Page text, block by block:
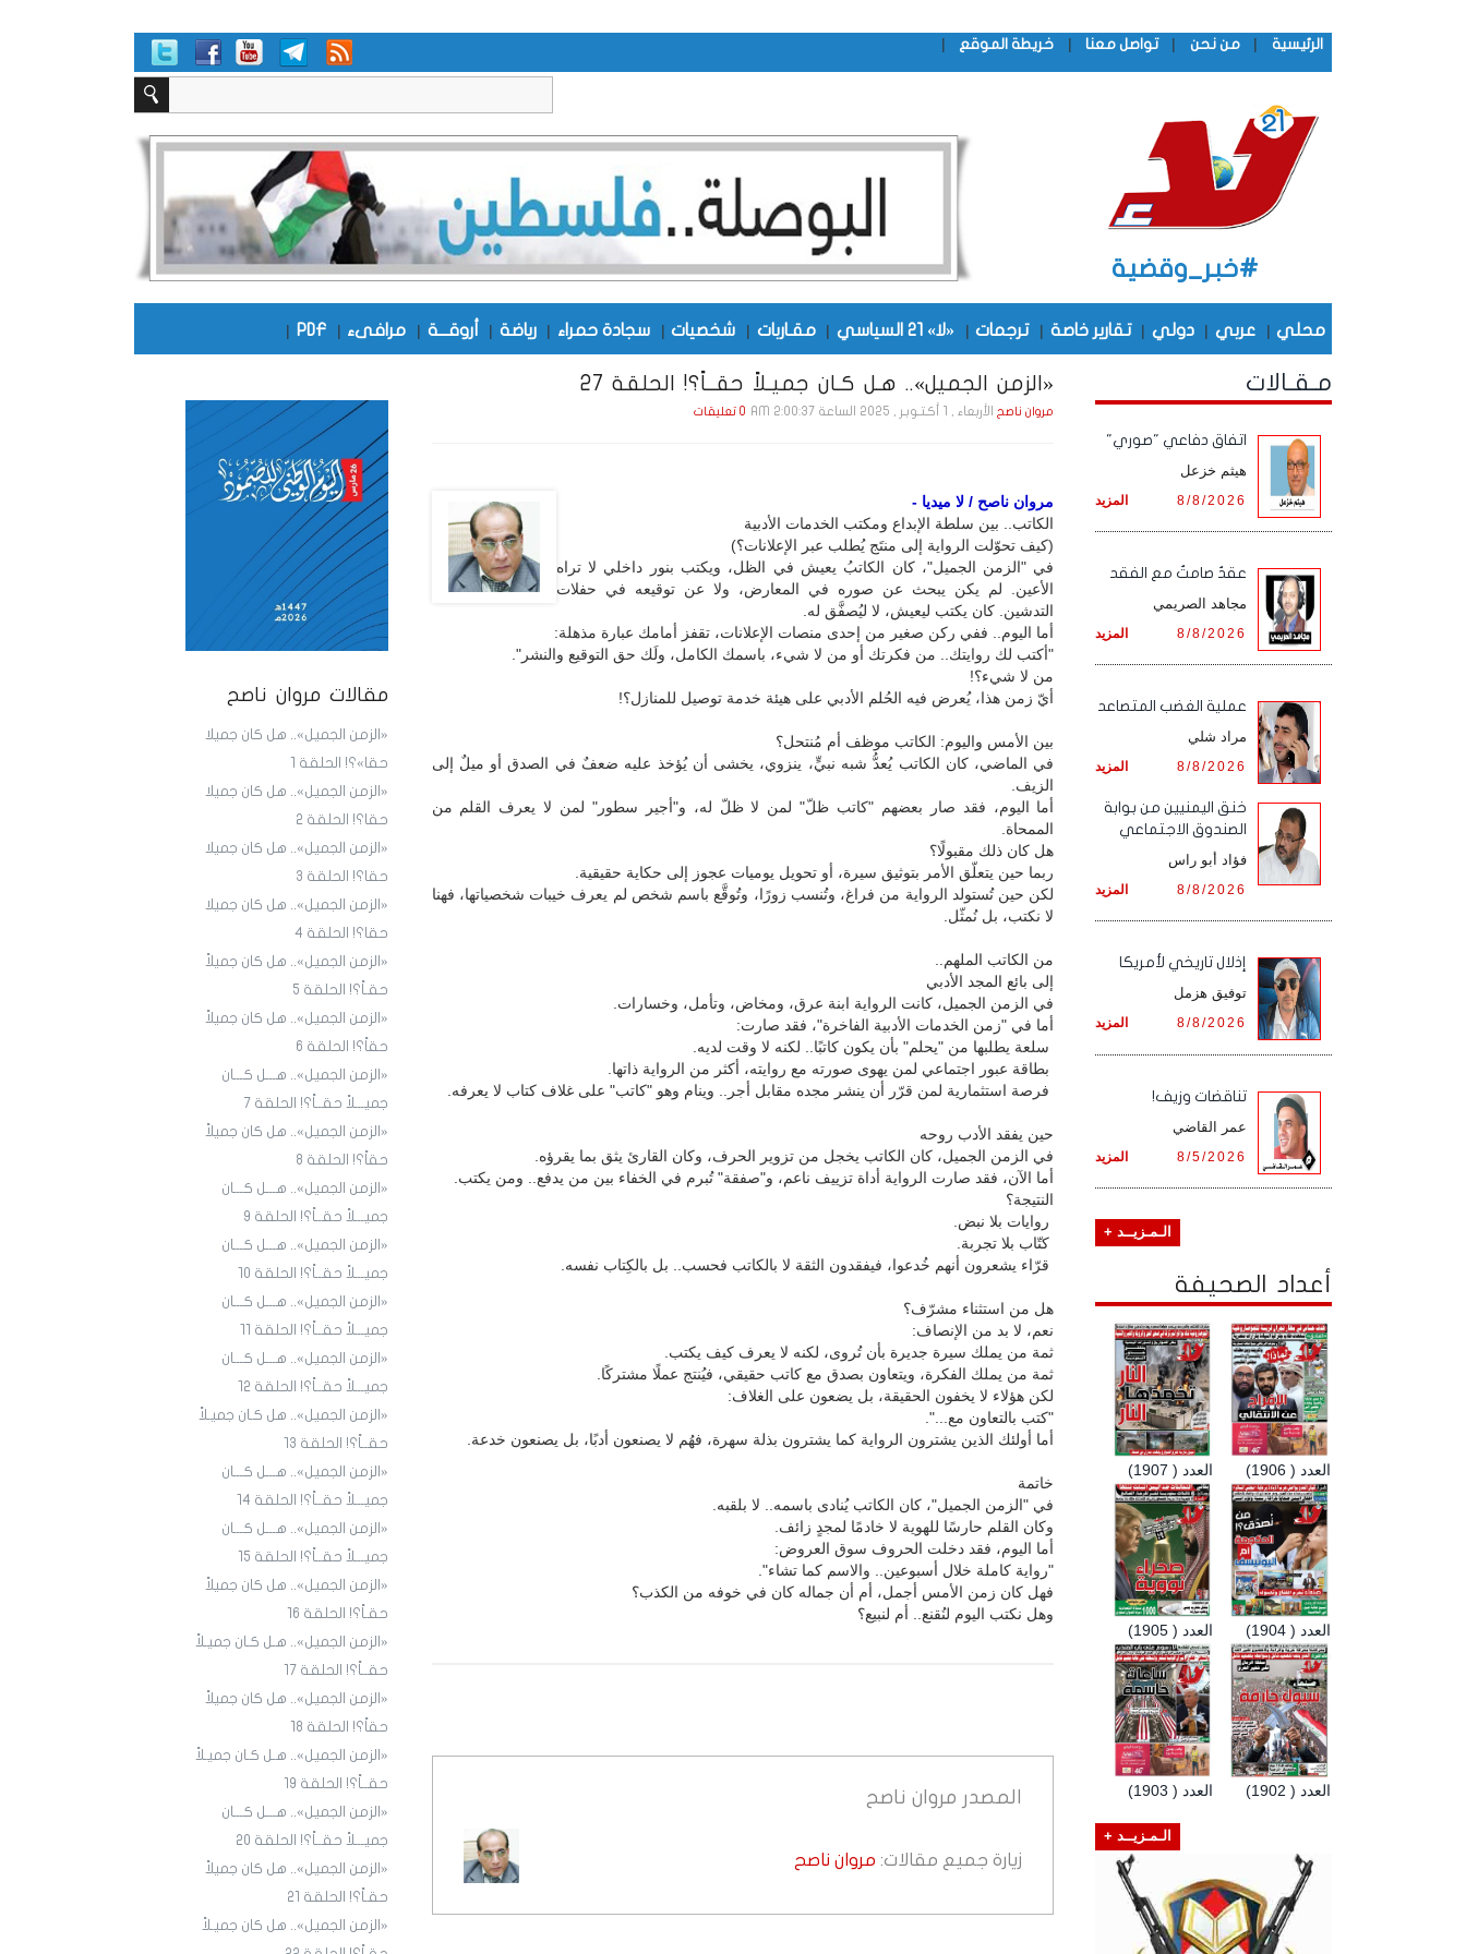
الرئيسية | من نحن | تواصل معنا | خريطة الموقع |
#خبر_وقضية
محلي | عربي | دولي | تقارير خاصة | ترجمات | «لا» 21 السياسي | مقـاربات | شخصيات | سجادة حمراء | رياضة | أروقـــة | مرافىء |
PDF
|
مقالات مروان ناصح
«الزمن الجميل».. هل كان جميلا
حقا»؟! الحلقة 1
«الزمن الجميل».. هل كان جميلا
حقا؟! الحلقة 2
«الزمن الجميل».. هل كان جميلا
حقا؟! الحلقة 3
«الزمن الجميل».. هل كان جميلا
حقا؟! الحلقة 4
«الزمن الجميل».. هل كان جميلاً
حقـاً؟! الحلقة 5
«الزمن الجميل».. هل كان جميلاً
حقاً؟! الحلقة 6
«الزمن الجميل».. هـــل كـــان
جميـــلاً حقــاً؟! الحلقة 7
«الزمن الجميل».. هل كان جميلاً
حقاً؟! الحلقة 8
«الزمن الجميل».. هـــل كـــان
جميـــلاً حقــاً؟! الحلقة 9
«الزمن الجميل».. هـــل كـــان
جميـــلاً حقــاً؟! الحلقة ١٠
«الزمن الجميل».. هـــل كـــان
جميـــلاً حقــاً؟! الحلقة ١1
«الزمن الجميل».. هـــل كـــان
جميـــلاً حقــاً؟! الحلقة ١2
«الزمن الجميل».. هل كـان جميـلاً
حقــاً؟! الحلقة ١3
«الزمن الجميل».. هـــل كـــان
جميـــلاً حقــاً؟! الحلقة ١4
«الزمن الجميل».. هـــل كـــان
جميـــلاً حقــاً؟! الحلقة 15
«الزمن الجميل».. هل كان جميلاً
حقـاً؟! الحلقة 16
«الزمن الجميل».. هـل كـان جميـلاً
حقــاً؟! الحلقة 17
«الزمن الجميل».. هل كان جميلاً
حقاً؟! الحلقة 18
«الزمن الجميل».. هـل كـان جميـلاً
حقــاً؟! الحلقة 19
«الزمن الجميل».. هـــل كـــان
جميـــلاً حقــاً؟! الحلقة 20
«الزمن الجميل».. هل كان جميلاً
حقـاً؟! الحلقة 21
«الزمن الجميل».. هل كان جميـلاً
«الزمن الجميل».. هـل كـان جميـلاً حقــاً؟! الحلقة 27
مروان ناصحالأربعاء , 1 أكـتـوبـر , 2025 الساعة 2:00:37 AM 0 تعليقات
مروان ناصح / لا ميديا -
الكاتب.. بين سلطة الإبداع ومكتب الخدمات الأدبية
(كيف تحوّلت الرواية إلى منتَج يُطلب عبر الإعلانات؟)
في "الزمن الجميل"، كان الكاتبُ يعيش في الظل، ويكتب بنور داخلي لا تراه
الأعين. لم يكن يبحث عن صوره في المعارض، ولا عن توقيعه في حفلات
التدشين. كان يكتب ليعيش، لا ليُصفَّق له.
أما اليوم.. ففي ركن صغير من إحدى منصات الإعلانات، تقفز أمامك عبارة مذهلة:
"أكتب لك روايتك.. من فكرتك أو من لا شيء، باسمك الكامل، ولَك حق التوقيع والنشر".
من لا شيء؟!
أيّ زمن هذا، يُعرض فيه الحُلم الأدبي على هيئة خدمة توصيل للمنازل؟!
بين الأمس واليوم: الكاتب موظف أم مُنتحل؟
في الماضي، كان الكاتب يُعدُّ شبه نبيٍّ، ينزوي، يخشى أن يُؤخذ عليه ضعفٌ في الصدق أو ميلٌ إلى
الزيف.
أما اليوم، فقد صار بعضهم "كاتب ظلّ" لمن لا ظلّ له، و"أجير سطور" لمن لا يعرف القلم من
الممحاة.
هل كان ذلك مقبولًا؟
ربما حين يتعلّق الأمر بتوثيق سيرة، أو تحويل يوميات عجوز إلى حكاية حقيقية.
لكن حين تُستولد الرواية من فراغ، وتُنسب زورًا، وتُوقَّع باسم شخص لم يعرف خيبات شخصياتها، فهنا
لا نكتب، بل نُمثّل.
من الكاتب الملهم..
إلى بائع المجد الأدبي
في الزمن الجميل، كانت الرواية ابنة عرق، ومخاض، وتأمل، وخسارات.
أما في "زمن الخدمات الأدبية الفاخرة"، فقد صارت:
سلعة يطلبها من "يحلم" بأن يكون كاتبًا.. لكنه لا وقت لديه.
بطاقة عبور اجتماعي لمن يهوى صورته مع روايته، أكثر من الرواية ذاتها.
فرصة استثمارية لمن قرّر أن ينشر مجده مقابل أجر.. وينام وهو "كاتب" على غلاف كتاب لا يعرفه.
حين يفقد الأدب روحه
في الزمن الجميل، كان الكاتب يخجل من تزوير الحرف، وكان القارئ يثق بما يقرؤه.
أما الآن، فقد صارت الرواية أداة تزييف ناعم، و"صفقة" تُبرم في الخفاء بين من يدفع.. ومن يكتب.
النتيجة؟
روايات بلا نبض.
كتّاب بلا تجربة.
قرّاء يشعرون أنهم خُدعوا، فيفقدون الثقة لا بالكاتب فحسب.. بل بالكِتاب نفسه.
هل من استثناء مشرّف؟
نعم، لا بد من الإنصاف:
ثمة من يملك سيرة جديرة بأن تُروى، لكنه لا يعرف كيف يكتب.
ثمة من يملك الفكرة، ويتعاون بصدق مع كاتب حقيقي، فيُنتج عملًا مشتركًا.
لكن هؤلاء لا يخفون الحقيقة، بل يضعون على الغلاف:
"كتب بالتعاون مع...".
أما أولئك الذين يشترون الرواية كما يشترون بذلة سهرة، فهُم لا يصنعون أدبًا، بل يصنعون خدعة.
خاتمة
في "الزمن الجميل"، كان الكاتب يُنادى باسمه.. لا بلقبه.
وكان القلم حارسًا للهوية لا خادمًا لمجدٍ زائف.
أما اليوم، فقد دخلت الحروف سوق العروض:
"رواية كاملة خلال أسبوعين.. والاسم كما تشاء".
فهل كان زمن الأمس أجمل، أم أن جماله كان في خوفه من الكذب؟
وهل نكتب اليوم لنُقنع.. أم لنبيع؟
المصدر مروان ناصح
زيارة جميع مقالات: مروان ناصح
مـقـالات
اتفاق دفاعي "صوري"
هيثم خزعل
المزيد 8/8/2026
عقدٌ صامتٌ مع الفقد
مجاهد الصريمي
المزيد 8/8/2026
‏عملية الغضب المتصاعد
مراد شلي
المزيد 8/8/2026
خنق اليمنيين من بوابة
الصندوق الاجتماعي
فؤاد أبو راس
المزيد 8/8/2026
إذلال تاريخي لأمريكا
توفيق هزمل
المزيد 8/8/2026
تناقضات وزيف!
عمر القاضي
المزيد 8/5/2026
الـمـزيــد +
أعداد الصحيفة
العدد ( 1907) العدد ( 1906)
العدد ( 1905) العدد ( 1904)
العدد ( 1903) العدد ( 1902)
الـمـزيــد +